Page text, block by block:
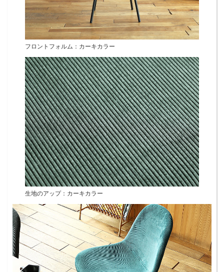
フロントフォルム：カーキカラー
生地のアップ：カーキカラー